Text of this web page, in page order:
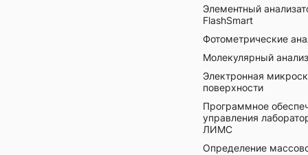
Элементный
FlashSmart
Фотометрические
Молекулярный анализ
Электронная
поверхности
Программное
управления
ЛИМС
Определение